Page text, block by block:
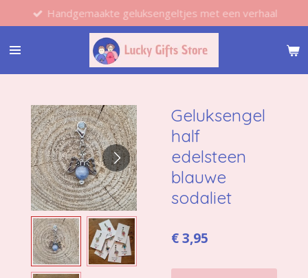
direct
naar
hoofdinhoud
Handgemaakte geluksengeltjes met een verhaal
Geluksengel
half
edelsteen
blauwe
sodaliet
€ 3,95